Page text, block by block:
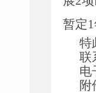
暂定1
特
联
电
附